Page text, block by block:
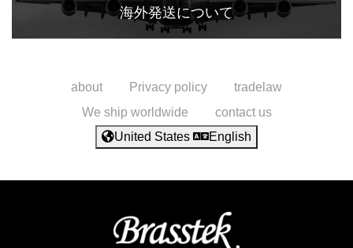
海外発送について
about Privacy policy
tradelaw
We ship worldwide
contact us
United States
English